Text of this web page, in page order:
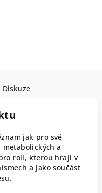
Diskuze
jak pro své
a
roli, kterou hrají v
a jako součást